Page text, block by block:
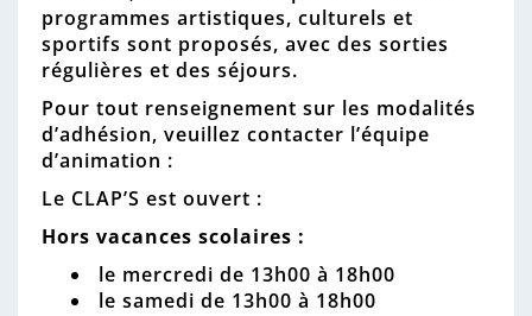
programmes artistiques, culturels et
sportifs sont proposés, avec des sorties
régulières et des séjours.
Pour tout renseignement sur les modalités
d’adhésion, veuillez contacter l’équipe
d’animation :
Le CLAP’S est ouvert :
Hors vacances scolaires :
le mercredi de 13h00 à 18h00
le samedi de 13h00 à 18h00